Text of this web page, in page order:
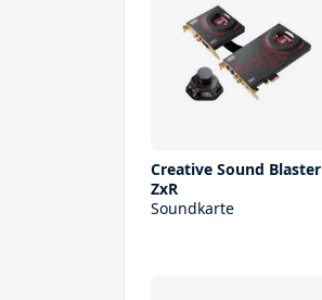
Creative Sound Blaster
ZxR
Soundkarte